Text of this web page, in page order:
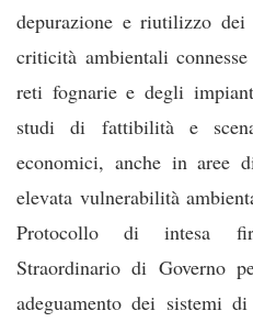
depurazione e riutilizzo
criticità ambientali
reti fognarie e degli
studi di fattibilità e
economici, anche in aree
elevata vulnerabilità
Protocollo di intesa
Straordinario di Governo
adeguamento dei sistemi